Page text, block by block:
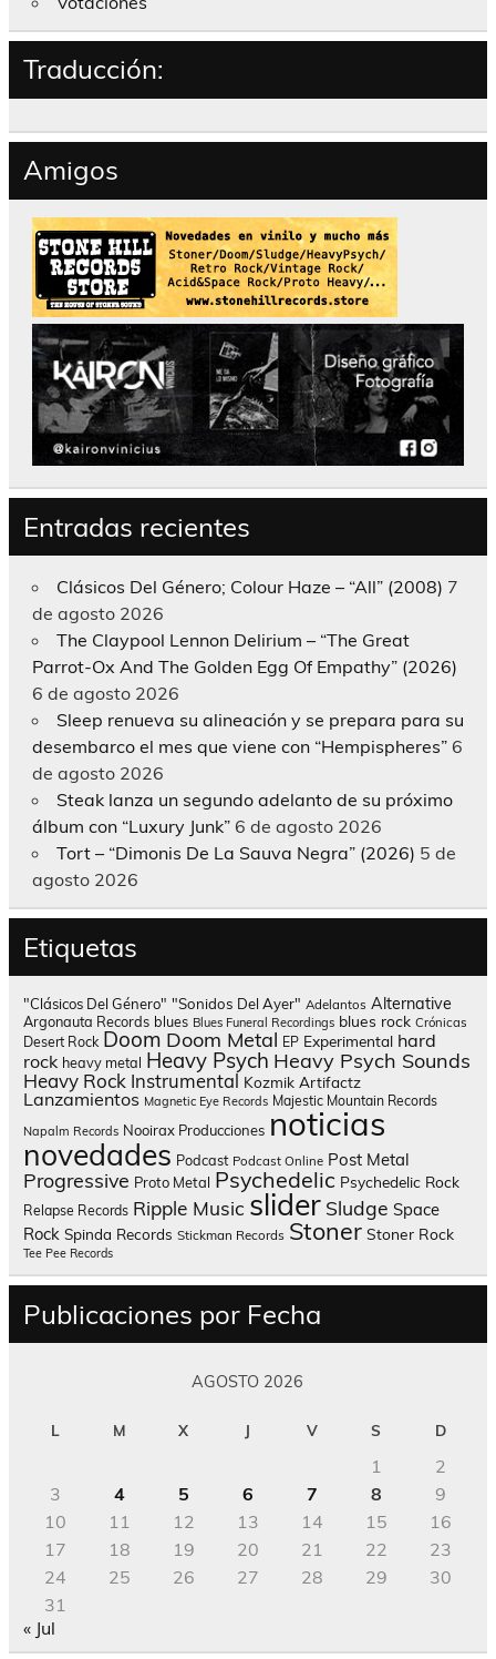
Traducción:
Amigos
Entradas recientes
Clásicos Del Género; Colour Haze – “All” (2008) 7
de agosto 2026
The Claypool Lennon Delirium – “The Great
Parrot-Ox And The Golden Egg Of Empathy” (2026)
6 de agosto 2026
Sleep renueva su alineación y se prepara para su
desembarco el mes que viene con “Hempispheres” 6
de agosto 2026
Steak lanza un segundo adelanto de su próximo
álbum con “Luxury Junk” 6 de agosto 2026
Tort – “Dimonis De La Sauva Negra” (2026) 5 de
agosto 2026
Etiquetas
"Clásicos Del Género" "Sonidos Del Ayer" Adelantos Alternative
Argonauta Records blues Blues Funeral Recordings blues rock Crónicas
Desert Rock Doom Doom Metal EP Experimental hard
rock heavy metal Heavy Psych Heavy Psych Sounds
Heavy Rock Instrumental Kozmik Artifactz
Lanzamientos Magnetic Eye Records Majestic Mountain Records
Napalm Records Nooirax Producciones noticias
novedades Podcast Podcast Online Post Metal
Progressive Proto Metal Psychedelic Psychedelic Rock
Relapse Records Ripple Music slider Sludge Space
Rock Spinda Records Stickman Records Stoner Stoner Rock
Tee Pee Records
Publicaciones por Fecha
AGOSTO 2026
L M X J V S D
1
2
3
4 5 6 7 8
9
10
11 12 13 14 15
16
17
18 19 20 21 22
23
24
25 26 27 28 29
30
31
« Jul